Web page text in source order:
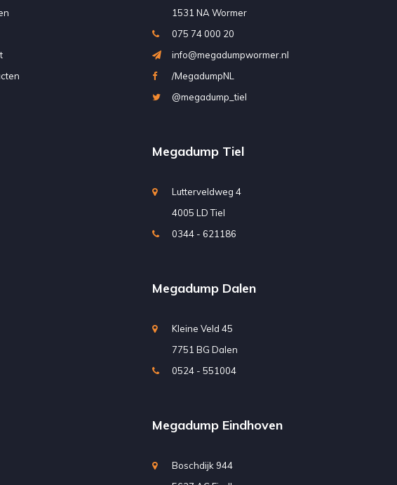
1531 NA Wormer
075 74 000 20
info@megadumpwormer.nl
/MegadumpNL
@megadump_tiel
Megadump Tiel
Lutterveldweg 4
4005 LD Tiel
0344 - 621186
Megadump Dalen
Kleine Veld 45
7751 BG Dalen
0524 - 551004
Megadump Eindhoven
Boschdijk 944